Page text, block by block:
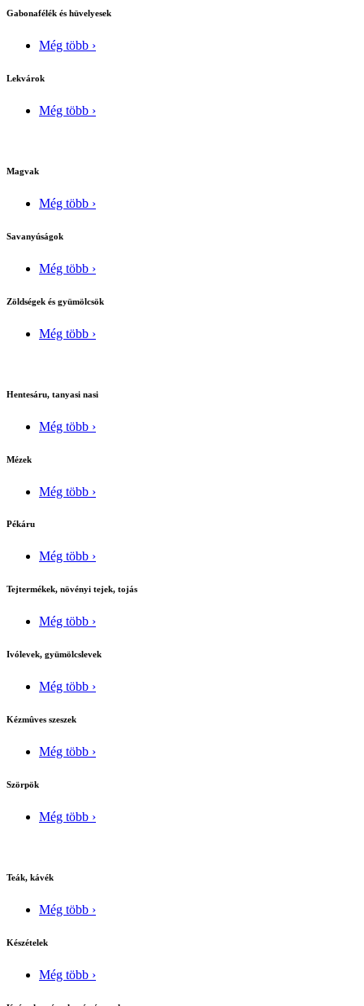
Gabonafélék és hüvelyesek
Még több ›
Lekvárok
Még több ›
Magvak
Még több ›
Savanyúságok
Még több ›
Zöldségek és gyümölcsök
Még több ›
Hentesáru, tanyasi nasi
Még több ›
Mézek
Még több ›
Pékáru
Még több ›
Tejtermékek, növényi tejek, tojás
Még több ›
Ivólevek, gyümölcslevek
Még több ›
Kézmûves szeszek
Még több ›
Szörpök
Még több ›
Teák, kávék
Még több ›
Készételek
Még több ›